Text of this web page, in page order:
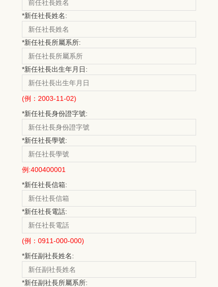
*新任社長姓名:
*新任社長所屬系所:
*新任社長出生年月日:
(例：2003-11-02)
*新任社長身份證字號:
*新任社長學號:
例:400400001
*新任社長信箱:
*新任社長電話:
(例：0911-000-000)
*新任副社長姓名:
*新任副社長所屬系所: